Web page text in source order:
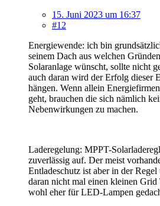
15. Juni 2023 um 16:37
#12
Energiewende: ich bin
seinem Dach aus welchen
Solaranlage wünscht, sollte nicht
auch daran wird der Erfolg dieser
hängen. Wenn allein
geht, brauchen die sich nämlich
Nebenwirkungen zu machen.
Laderegelung: MPPT-
zuverlässig auf. Der meist
Entladeschutz ist aber in der
daran nicht mal einen kleinen
wohl eher für LED-Lampen